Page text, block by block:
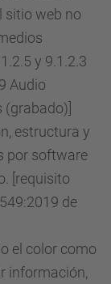
sitio web no
y 9.1.2.3
Audio
estructura y
por software
[requisito
de
el color como
información,